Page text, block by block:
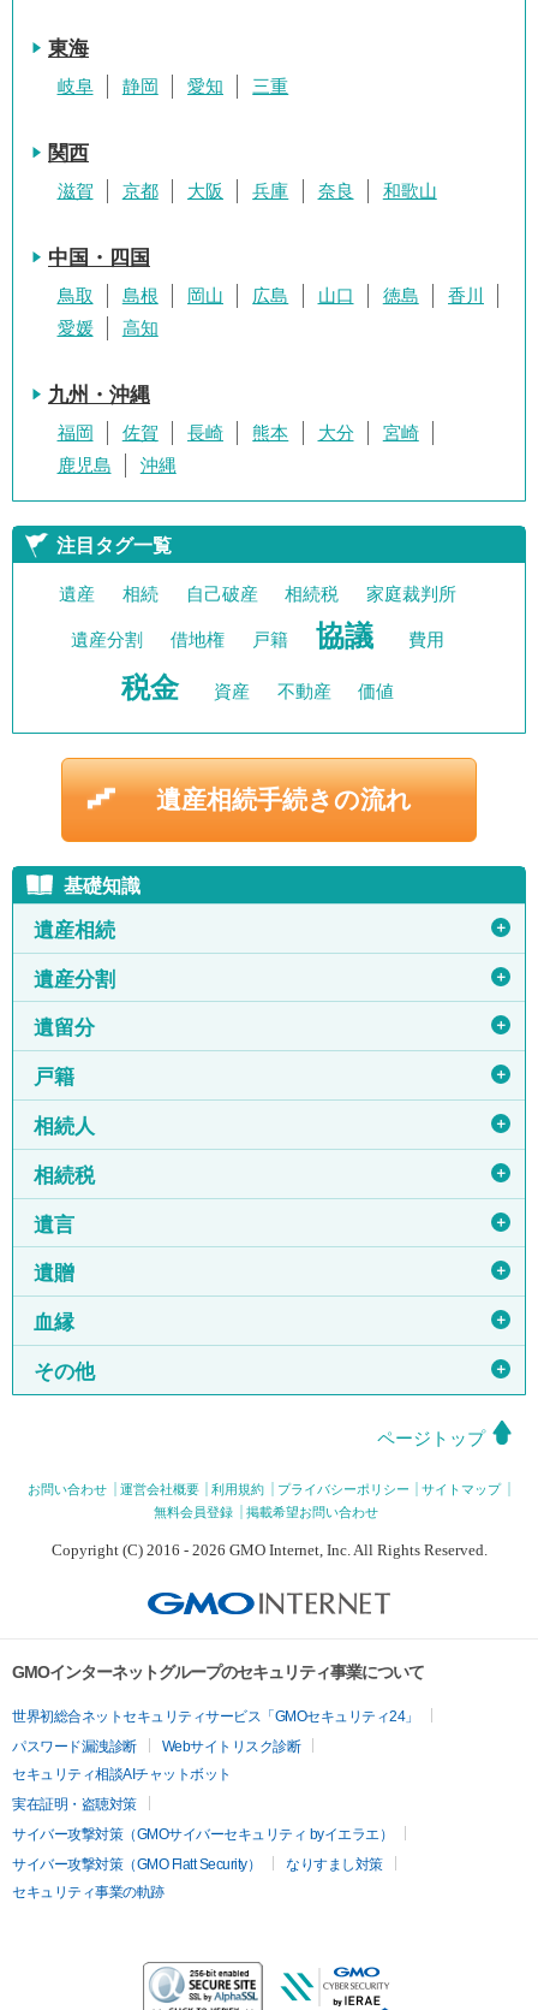
東海
岐阜 静岡 愛知 三重
関西
滋賀 京都 大阪 兵庫 奈良 和歌山
中国・四国
鳥取 島根 岡山 広島 山口 徳島
香川
愛媛
高知
九州・沖縄
福岡 佐賀 長崎 熊本 大分
宮崎
鹿児島
沖縄
注目タグ一覧
遺産 相続 自己破産 相続税 家庭裁判所
遺産分割 借地権 戸籍 協議 費用
税金 資産 不動産 価値
遺産相続手続きの流れ
基礎知識
遺産相続 ＋
遺産分割 ＋
遺留分 ＋
戸籍 ＋
相続人 ＋
相続税 ＋
遺言 ＋
遺贈 ＋
血縁 ＋
その他 ＋
ページトップ
お問い合わせ 運営会社概要 利用規約 プライバシーポリシー
サイトマップ
無料会員登録
掲載希望お問い合わせ
Copyright (C) 2016 - 2026 GMO Internet, Inc. All Rights Reserved.
GMOインターネットグループのセキュリティ事業について
世界初総合ネットセキュリティサービス「GMOセキュリティ24」
パスワード漏洩診断
Webサイトリスク診断
セキュリティ相談AIチャットボット
実在証明・盗聴対策
サイバー攻撃対策（GMOサイバーセキュリティ byイエラエ）
サイバー攻撃対策（GMO Flatt Security）
なりすまし対策
セキュリティ事業の軌跡